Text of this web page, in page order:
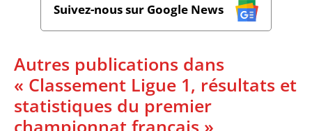
Suivez-nous sur Google News
Autres publications dans
« Classement Ligue 1, résultats et
statistiques du premier
championnat français »